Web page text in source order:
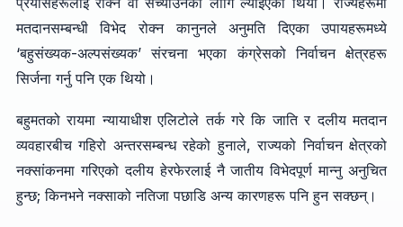
मतदानसम्बन्धी विभेद रोक्न कानुनले अनुमति दिएका उपायहरूमध्ये
‘बहुसंख्यक-अल्पसंख्यक’ संरचना भएका कंग्रेसको निर्वाचन क्षेत्रहरू
सिर्जना गर्नु पनि एक थियो।
बहुमतको रायमा न्यायाधीश एलिटोले तर्क गरे कि जाति र दलीय मतदान
व्यवहारबीच गहिरो अन्तरसम्बन्ध रहेको हुनाले, राज्यको निर्वाचन क्षेत्रको
नक्सांकनमा गरिएको दलीय हेरफेरलाई नै जातीय विभेदपूर्ण मान्नु अनुचित
हुन्छ; किनभने नक्साको नतिजा पछाडि अन्य कारणहरू पनि हुन सक्छन्।